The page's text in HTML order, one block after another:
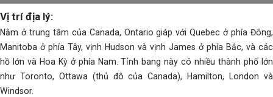
Vị trí địa lý:
Nằm ở trung tâm của Canada, Ontario giáp với Quebec ở phía Đông,
Manitoba ở phía Tây, vịnh Hudson và vịnh James ở phía Bắc, và các
hồ lớn và Hoa Kỳ ở phía Nam. Tỉnh bang này có nhiều thành phố lớn
như Toronto, Ottawa (thủ đô của Canada), Hamilton, London và
Windsor.